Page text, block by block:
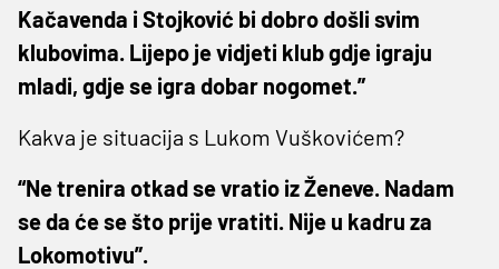
Kačavenda i Stojković bi dobro došli svim
klubovima. Lijepo je vidjeti klub gdje igraju
mladi, gdje se igra dobar nogomet.”
Kakva je situacija s Lukom Vuškovićem?
“Ne trenira otkad se vratio iz Ženeve. Nadam
se da će se što prije vratiti. Nije u kadru za
Lokomotivu”.